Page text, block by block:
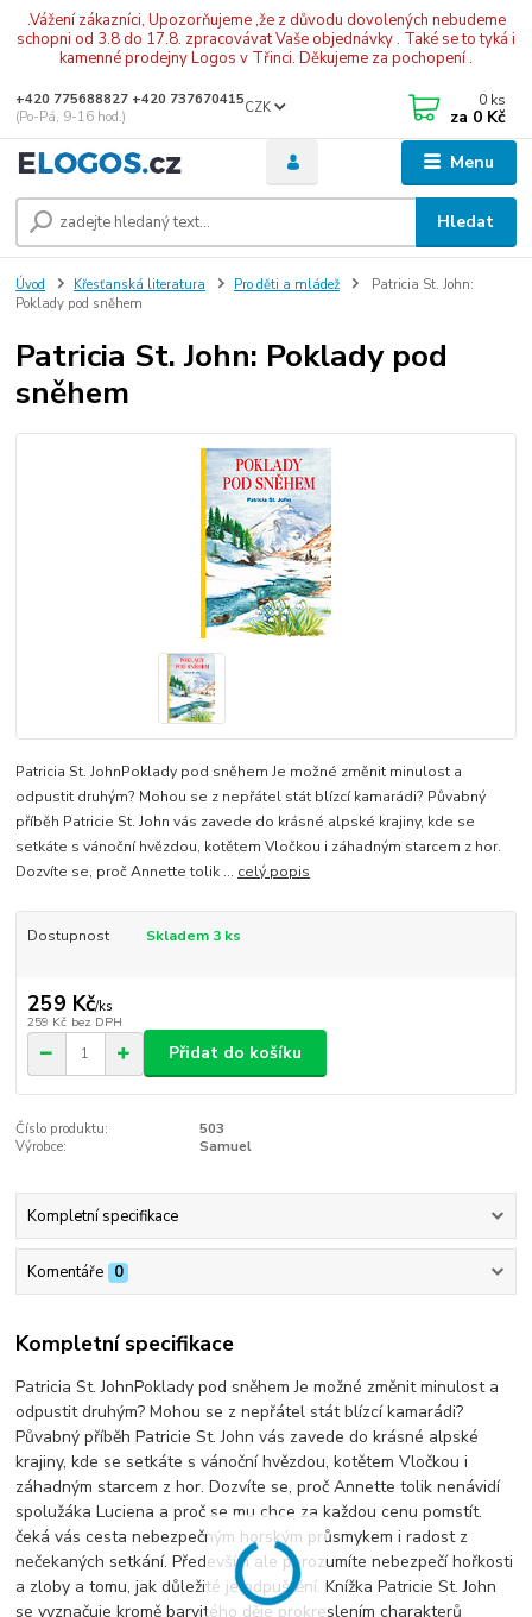
.Vážení zákazníci, Upozorňujeme ,že z důvodu dovolených nebudeme
schopni od 3.8 do 17.8. zpracovávat Vaše objednávky . Také se to tyká i
kamenné prodejny Logos v Třinci. Děkujeme za pochopení .
Menu
CZK
Hledat
+420 775688827 +420 737670415
(Po-Pá, 9-16 hod.)
0 ks
za 0 Kč
Úvod Křesťanská literatura Pro děti a mládež
Patricia St. John:
Poklady pod sněhem
Patricia St. John: Poklady pod
sněhem
Patricia St. JohnPoklady pod sněhem Je možné změnit minulost a
odpustit druhým? Mohou se z nepřátel stát blízcí kamarádi? Půvabný
příběh Patricie St. John vás zavede do krásné alpské krajiny, kde se
setkáte s vánoční hvězdou, kotětem Vločkou i záhadným starcem z hor.
Dozvíte se, proč Annette tolik ... celý popis
Dostupnost Skladem 3 ks
259 Kč/ks
259 Kč bez DPH
Přidat do košíku
Číslo produktu:
503
Výrobce:
Samuel
Kompletní specifikace
Komentáře 0
Kompletní specifikace
Patricia St. JohnPoklady pod sněhem Je možné změnit minulost a
odpustit druhým? Mohou se z nepřátel stát blízcí kamarádi?
Půvabný příběh Patricie St. John vás zavede do krásné alpské
krajiny, kde se setkáte s vánoční hvězdou, kotětem Vločkou i
záhadným starcem z hor. Dozvíte se, proč Annette tolik nenávidí
spolužáka Luciena a proč se mu chce za každou cenu pomstít.
čeká vás cesta nebezpečným horským průsmykem i radost z
nečekaných setkání. Především ale porozumíte nebezpečí hořkosti
a zloby a tomu, jak důležité je odpuštění. Knížka Patricie St. John
se vyznačuje kromě barvitého děje prokreslením charakterů